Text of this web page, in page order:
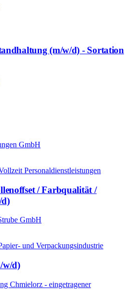
(m/w/d) - Sortation
GmbH
Personaldienstleistungen
/ Farbqualität /
d)
GmbH
und Verpackungsindustrie
w/d)
Chmielorz - eingetragener